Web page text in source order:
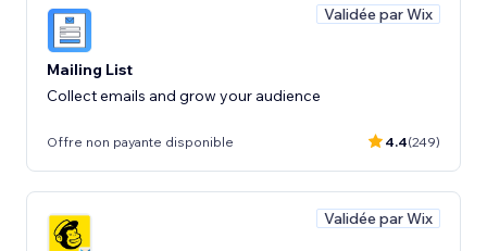
Validée par Wix
Mailing List
Collect emails and grow your audience
Offre non payante disponible 4.4(249)
Validée par Wix